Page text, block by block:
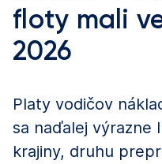
floty mali
2026
Platy vodičov
sa naďalej výrazne
krajiny, druhu